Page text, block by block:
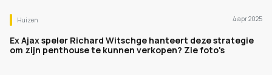
Huizen 4 apr 2025
Ex Ajax speler Richard Witschge hanteert deze strategie
om zijn penthouse te kunnen verkopen? Zie foto's